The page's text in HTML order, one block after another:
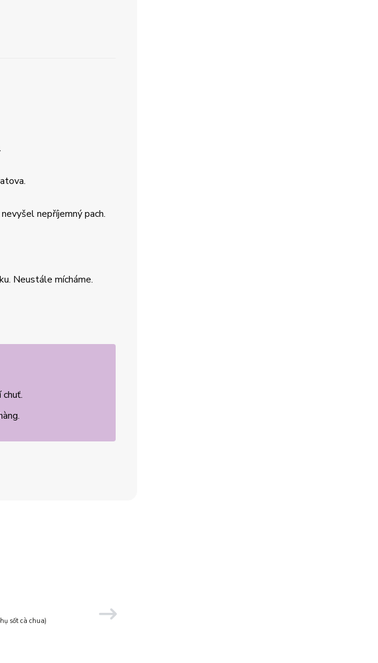
nepříjemný pach.
Neustále mícháme.
sốt cà chua)